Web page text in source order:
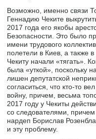
Возможно, именно связи
Геннадию Чеките
2017 года его якобы
Безопасности. Это было
имени трудового
полетели в Киев, а также
Чекиту начали «тягать».
была «уткой», поскольку
лишен депутатской
согласиться, что кто-то
войну, причем, весьма
2017 году у Чекиты
со следователями,
нардеп Борислав
и эту проблему.